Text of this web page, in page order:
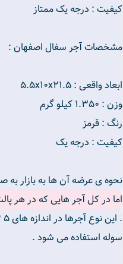
کیفیت : درجه یک ممتاز
مشخصات آجر سفال اصفهان :
ابعاد واقعی : ۵.۵x10x21.5
وزن : ۱.۳۵۰ کیلو گرم
رنگ : قرمز
کیفیت : درجه یک
نحوه ی عرضه آن ها به بازار
اما در کل آجر هایی که در هر پالت موجود می
سوله استفاده می شود .